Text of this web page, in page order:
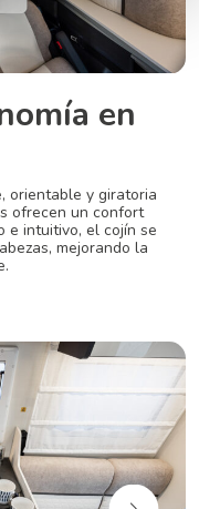
en
orientable y giratoria
ofrecen un confort
e intuitivo, el cojín se
mejorando la